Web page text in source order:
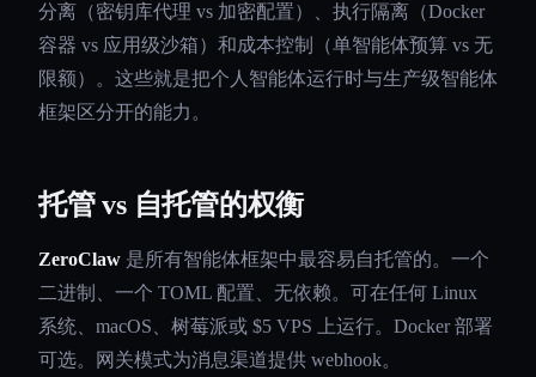
分离（密钥库代理 vs 加密配置）、执行隔离（Docker
容器 vs 应用级沙箱）和成本控制（单智能体预算 vs 无
限额）。这些就是把个人智能体运行时与生产级智能体
框架区分开的能力。
托管 vs 自托管的权衡
ZeroClaw 是所有智能体框架中最容易自托管的。一个
二进制、一个 TOML 配置、无依赖。可在任何 Linux
系统、macOS、树莓派或 $5 VPS 上运行。Docker 部署
可选。网关模式为消息渠道提供 webhook。